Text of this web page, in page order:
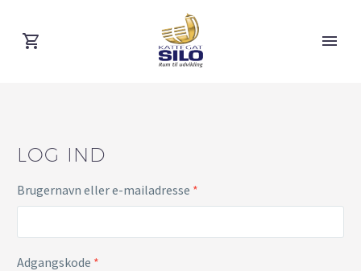
LOG IND
Brugernavn eller e-mailadresse *
Adgangskode *